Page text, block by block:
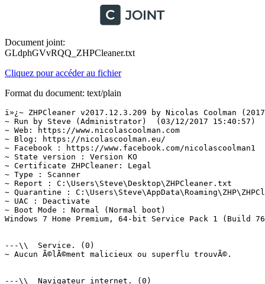
Document joint:
GLdphGVvRQQ_ZHPCleaner.txt
Cliquez pour accéder au fichier
Format du document: text/plain
ï»¿~ ZHPCleaner v2017.12.3.209 by Nicolas Coolman
~ Run by Steve (Administrator)  (03/12/2017 15:40:57)
~ Web: https://www.nicolascoolman.com
~ Blog: https://nicolascoolman.eu/
~ Facebook : https://www.facebook.com/nicolascoolman1
~ State version : Version KO
~ Certificate ZHPCleaner: Legal
~ Type : Scanner
~ Report : C:\Users\Steve\Desktop\ZHPCleaner.txt
~ Quarantine :
~ UAC : Deactivate
~ Boot Mode : Normal (Normal boot)
Windows 7 Home Premium, 64-bit Service Pack 1 (Build
---\\  Service. (0)
~ Aucun Ã©lÃ©ment malicieux ou superflu trouvÃ©.
---\\  Navigateur internet. (0)